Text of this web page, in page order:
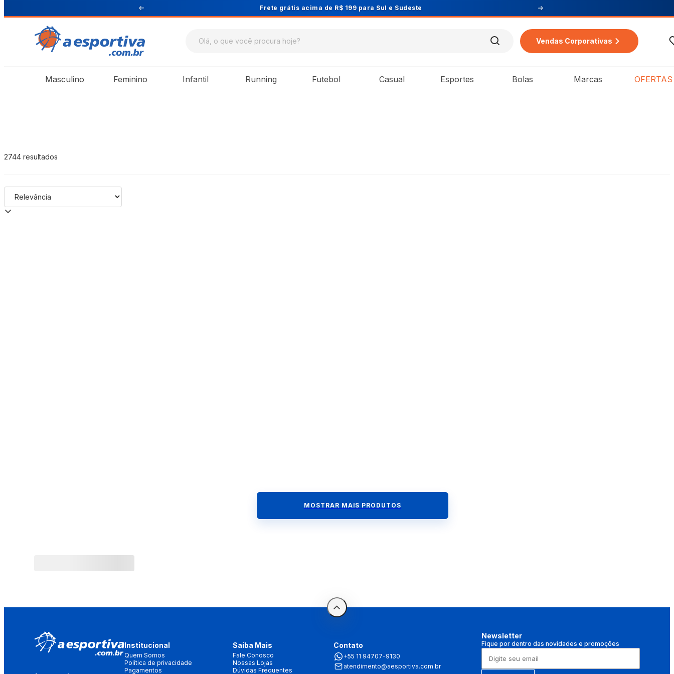
Frete grátis acima de R$ 199 para Sul e Sudeste
Vendas Corporativas
Masculino Feminino Infantil Running Futebol Casual Esportes Bolas Marcas OFERTAS
2744 resultados
MOSTRAR MAIS PRODUTOS
Institucional
Quem Somos
Política de privacidade
Pagamentos
Saiba Mais
Fale Conosco
Nossas Lojas
Dúvidas Frequentes
Contato
+55 11 94707-9130
atendimento@aesportiva.com.br
Newsletter
Fique por dentro das novidades e promoções